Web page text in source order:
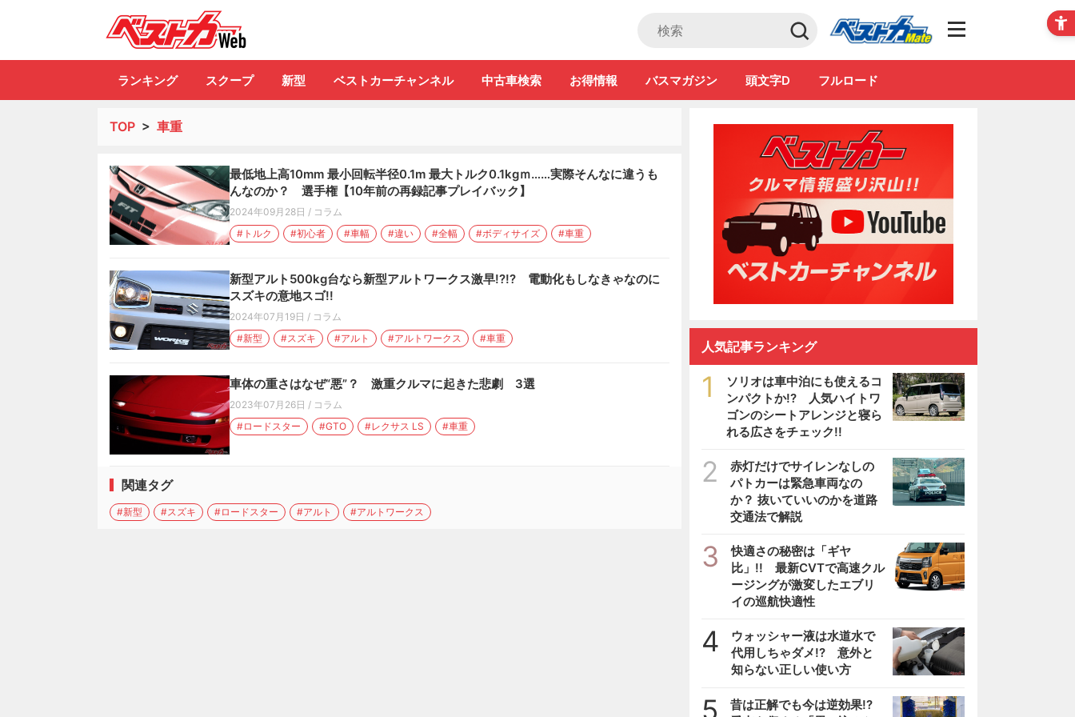
Club
ランキング スクープ 新型 ベストカーチャンネル 中古車検索 お得情報 バスマガジン 頭文字D フルロード
TOP > 車重
最低地上高10mm 最小回転半径0.1m 最大トルク0.1kgｍ……実際そんなに違うも
んなのか？ 選手権【10年前の再録記事プレイバック】
2024年09月28日 / コラム
#トルク
#初心者 #車幅 #違い #全幅 #ボディサイズ #車重
新型アルト500kg台なら新型アルトワークス激早!?!? 電動化もしなきゃなのに
スズキの意地スゴ!!
2024年07月19日 / コラム
#新型
#スズキ #アルト #アルトワークス #車重
車体の重さはなぜ“悪”？ 激重クルマに起きた悲劇 3選
2023年07月26日 / コラム
#ロードスター
#GTO #レクサス LS #車重
関連タグ
#新型 #スズキ #ロードスター #アルト #アルトワークス
人気記事ランキング
1
ソリオは車中泊にも使えるコ
ンパクトか!? 人気ハイトワ
ゴンのシートアレンジと寝ら
れる広さをチェック!!
2
赤灯だけでサイレンなしの
パトカーは緊急車両なの
か？ 抜いていいのかを道路
交通法で解説
3
快適さの秘密は「ギヤ
比」!! 最新CVTで高速クル
ージングが激変したエブリ
イの巡航快適性
4
ウォッシャー液は水道水で
代用しちゃダメ!? 意外と
知らない正しい使い方
5
昔は正解でも今は逆効果!?